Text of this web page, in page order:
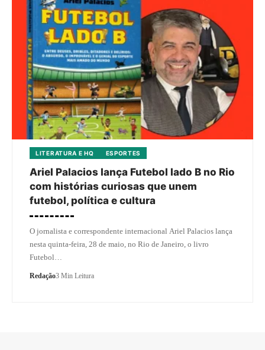
LITERATURA E HQ ESPORTES
Ariel Palacios lança Futebol lado B no Rio
com histórias curiosas que unem
futebol, política e cultura
O jornalista e correspondente internacional Ariel Palacios lança
nesta quinta-feira, 28 de maio, no Rio de Janeiro, o livro
Futebol…
Redação3 Min Leitura